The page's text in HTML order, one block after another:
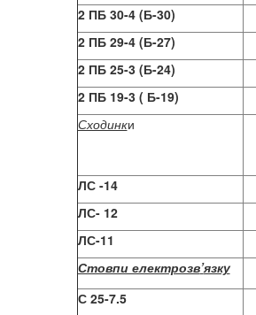
2 ПБ 30-4 (Б-30)
2 ПБ 29-4 (Б-27)
2 ПБ 25-3 (Б-24)
2 ПБ 19-3 ( Б-19)
Сходинки
ЛС -14
ЛС- 12
ЛС-11
Стовпи електрозв’язку
С 25-7.5